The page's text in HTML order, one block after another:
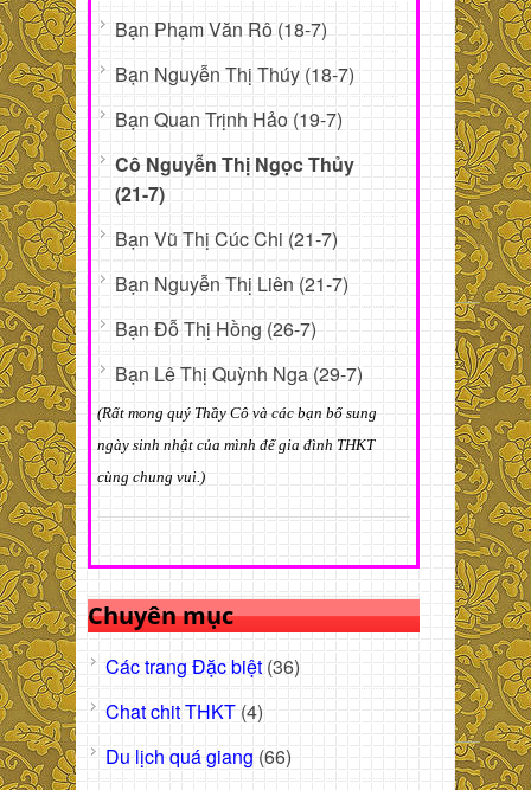
Bạn Phạm Văn Rô (18-7)
Bạn Nguyễn Thị Thúy (18-7)
Bạn Quan Trịnh Hảo (19-7)
Cô Nguyễn Thị Ngọc Thủy
(21-7)
Bạn Vũ Thị Cúc Chi (21-7)
Bạn Nguyễn Thị Liên (21-7)
Bạn Đỗ Thị Hồng (26-7)
Bạn Lê Thị Quỳnh Nga (29-7)
(Rất mong quý Thầy Cô và các bạn bổ sung
ngày sinh nhật của mình để gia đình THKT
cùng chung vui.)
Chuyên mục
Các trang Đặc biệt (36)
Chat chit THKT (4)
Du lịch quá giang (66)